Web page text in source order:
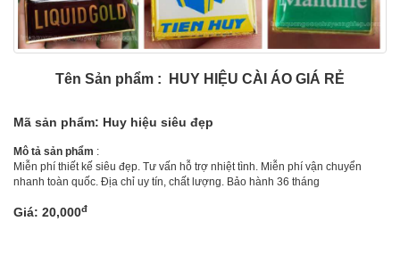
Tên Sản phẩm : HUY HIỆU CÀI ÁO GIÁ RẺ
Mã sản phẩm: Huy hiệu siêu đẹp
Mô tả sản phẩm :
Miễn phí thiết kế siêu đẹp. Tư vấn hỗ trợ nhiệt tình. Miễn phí vận chuyển
nhanh toàn quốc. Địa chỉ uy tín, chất lượng. Bảo hành 36 tháng
Giá: 20,000đ